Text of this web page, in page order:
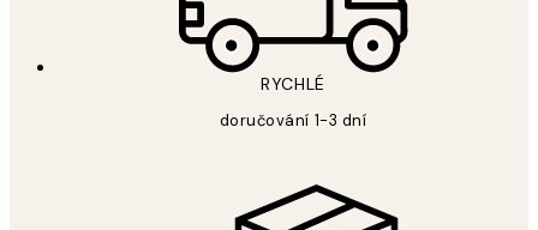
RYCHLÉ
doručování 1-3 dní